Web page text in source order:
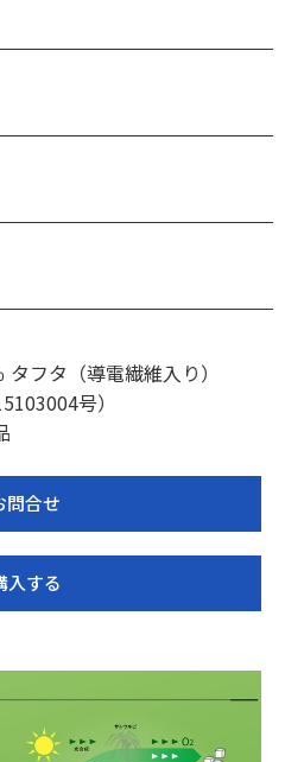
フタ（導電繊維入り）
号）
問合せ
入する